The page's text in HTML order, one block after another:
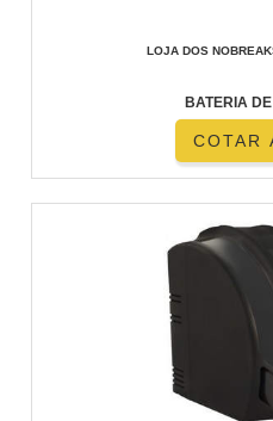
LOJA DOS
BATERIA
COTAR